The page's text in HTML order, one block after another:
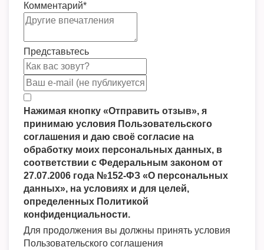
Комментарий*
Представьтесь
Нажимая кнопку «Отправить отзыв», я
принимаю условия Пользовательского
соглашения и даю своё согласие на
обработку моих персональных данных, в
соответствии с Федеральным законом от
27.07.2006 года №152-ФЗ «О персональных
данных», на условиях и для целей,
определенных Политикой
конфиденциальности.
Для продолжения вы должны принять условия
Пользовательского соглашения